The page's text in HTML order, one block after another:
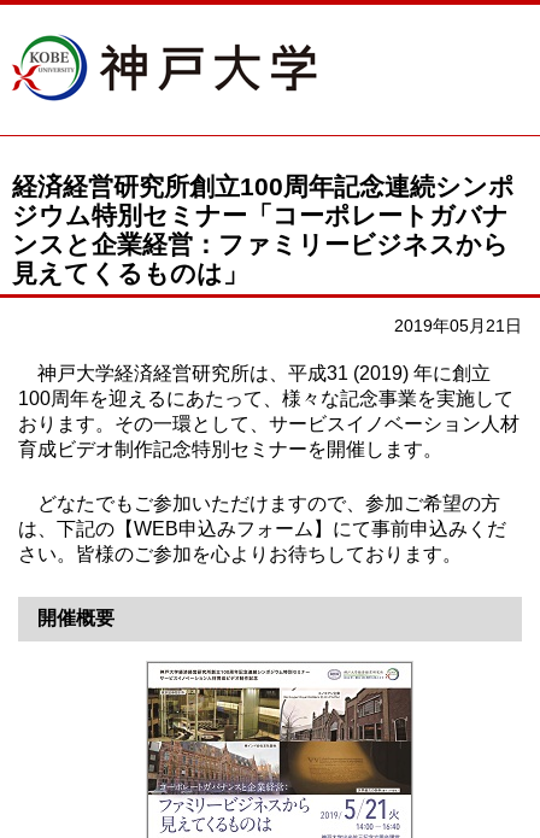
経済経営研究所創立100周年記念連続シンポ
ジウム特別セミナー「コーポレートガバナ
ンスと企業経営：ファミリービジネスから
見えてくるものは」
2019年05月21日
神戸大学経済経営研究所は、平成31 (2019) 年に創立
100周年を迎えるにあたって、様々な記念事業を実施して
おります。その一環として、サービスイノベーション人材
育成ビデオ制作記念特別セミナーを開催します。
どなたでもご参加いただけますので、参加ご希望の方
は、下記の【WEB申込みフォーム】にて事前申込みくだ
さい。皆様のご参加を心よりお待ちしております。
開催概要